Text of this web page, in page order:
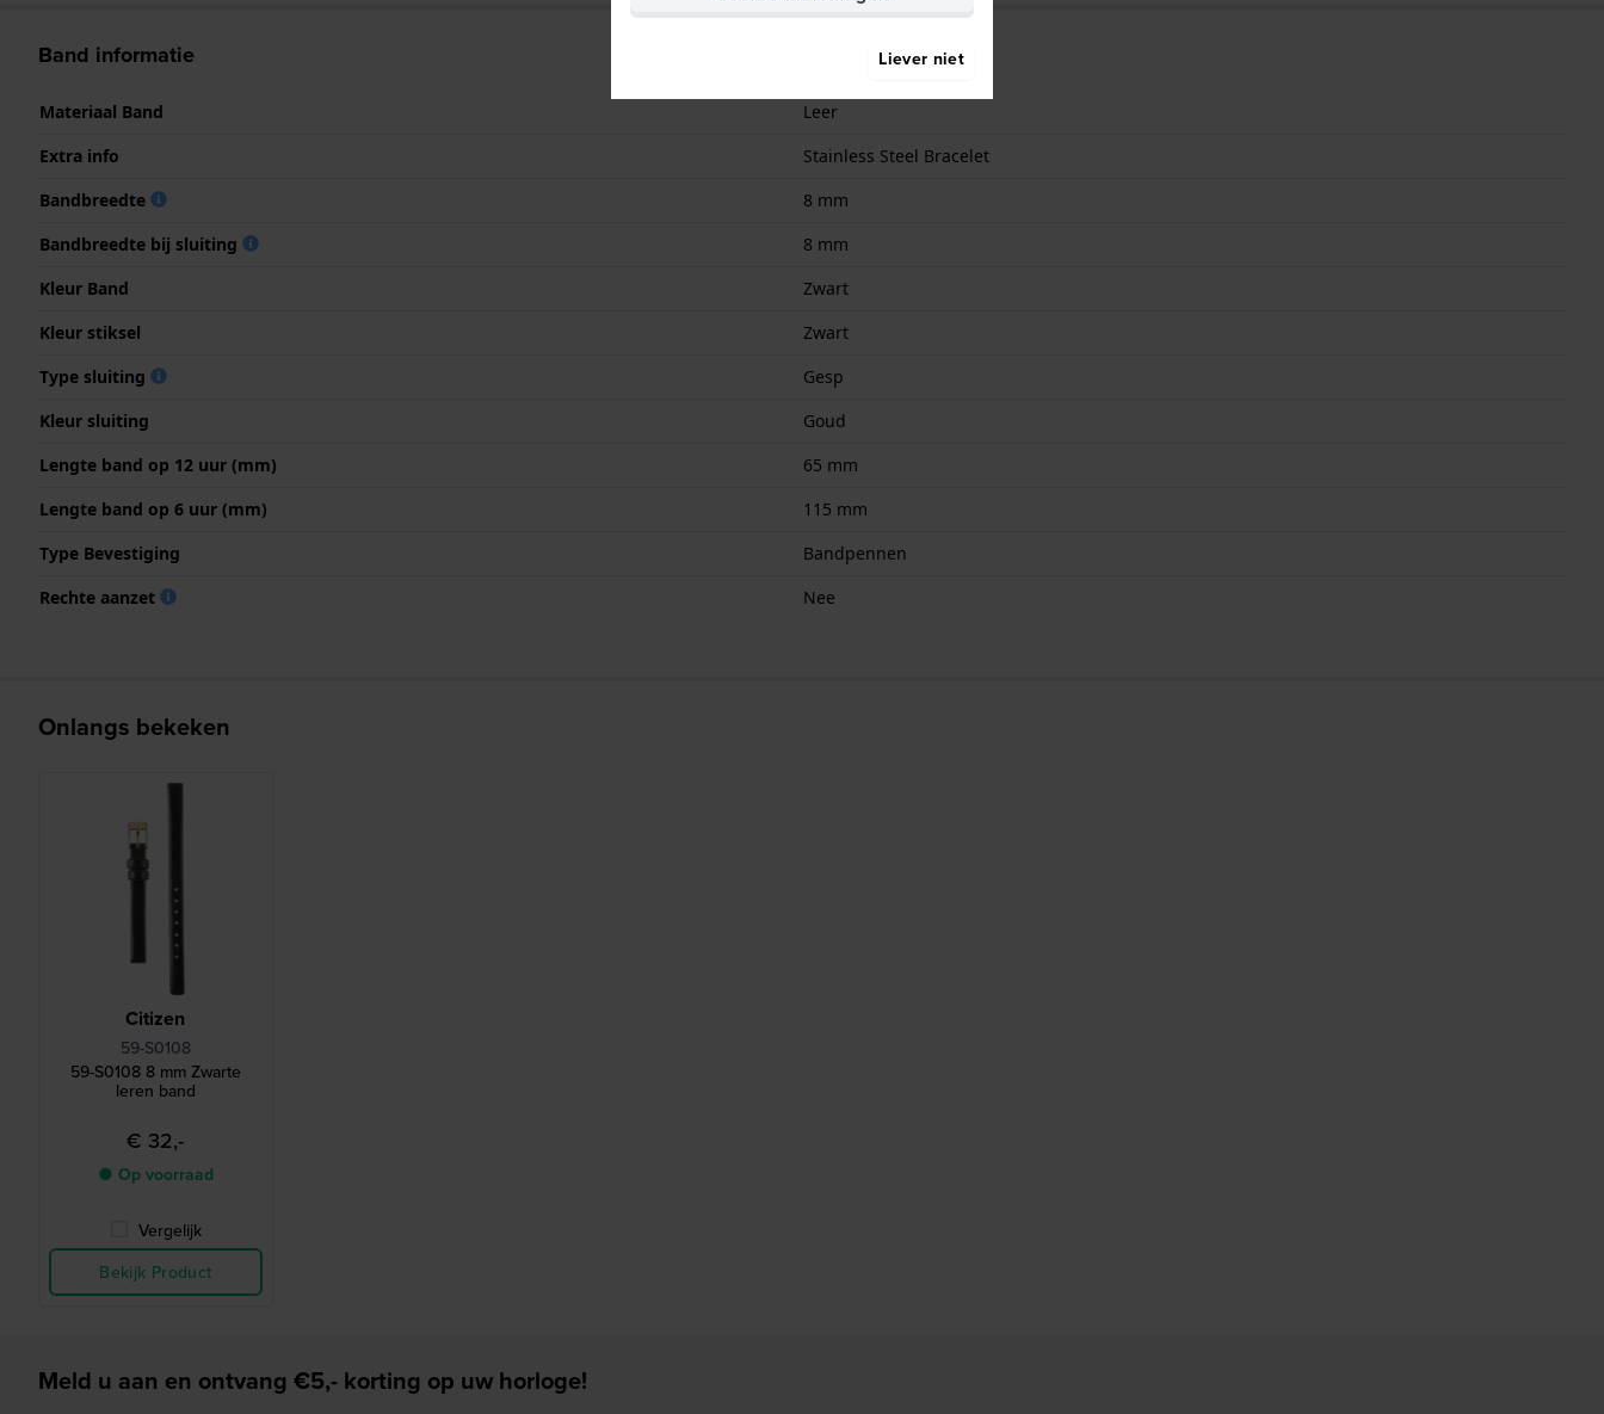
Band informatie
Materiaal Band
Leer
Extra info
Stainless Steel Bracelet
Bandbreedte
8 mm
Bandbreedte bij sluiting
8 mm
Kleur Band
Zwart
Kleur stiksel
Zwart
Type sluiting
Gesp
Kleur sluiting
Goud
Lengte band op 12 uur (mm)
65 mm
Lengte band op 6 uur (mm)
115 mm
Type Bevestiging
Bandpennen
Rechte aanzet
Nee
Onlangs bekeken
Citizen
59-S0108
59-S0108 8 mm Zwarte
leren band
€ 32,-
● Op voorraad
Vergelijk
Bekijk Product
Meld u aan en ontvang €5,- korting op uw horloge!
Liever niet